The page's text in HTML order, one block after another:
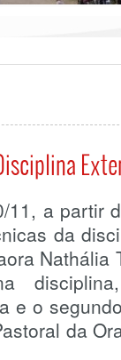
11, a partir
da
e o
da